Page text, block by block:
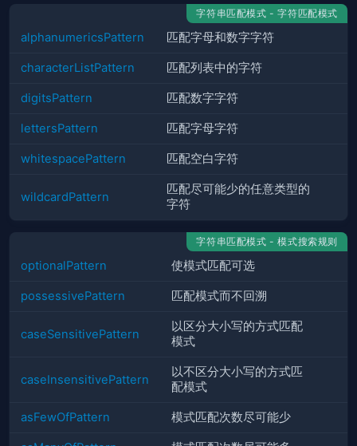
字符串匹配模式 - 字符匹配模式
alphanumericsPattern 匹配字母和数字字符
characterListPattern 匹配列表中的字符
digitsPattern 匹配数字字符
lettersPattern 匹配字母字符
whitespacePattern 匹配空白字符
wildcardPattern
匹配尽可能少的任意类型的
字符
字符串匹配模式 - 模式搜索规则
optionalPattern 使模式匹配可选
possessivePattern 匹配模式而不回溯
caseSensitivePattern
以区分大小写的方式匹配
模式
caseInsensitivePattern
以不区分大小写的方式匹
配模式
asFewOfPattern 模式匹配次数尽可能少